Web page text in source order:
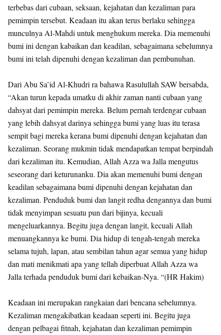
terbebas dari cubaan, seksaan, kejahatan dan kezaliman para
pemimpin tersebut. Keadaan itu akan terus berlaku sehingga
munculnya Al-Mahdi untuk menghukum mereka. Dia memenuhi
bumi ini dengan kabaikan dan keadilan, sebagaimana sebelumnya
bumi ini telah dipenuhi dengan kezaliman dan pembunuhan.
Dari Abu Sa’id Al-Khudri ra bahawa Rasulullah SAW bersabda,
“Akan turun kepada umatku di akhir zaman nanti cubaan yang
dahsyat dari pemimpin mereka. Belum pernah terdengar cubaan
yang lebih dahsyat darinya sehingga bumi yang luas itu terasa
sempit bagi mereka kerana bumi dipenuhi dengan kejahatan dan
kezaliman. Seorang mukmin tidak mendapatkan tempat berpindah
dari kezaliman itu. Kemudian, Allah Azza wa Jalla mengutus
seseorang dari keturunanku. Dia akan memenuhi bumi dengan
keadilan sebagaimana bumi dipenuhi dengan kejahatan dan
kezaliman. Penduduk bumi dan langit redha dengannya dan bumi
tidak menyimpan sesuatu pun dari bijinya, kecuali
mengeluarkannya. Begitu juga dengan langit, kecuali Allah
menuangkannya ke bumi. Dia hidup di tengah-tengah mereka
selama tujuh, lapan, atau sembilan tahun agar semua yang hidup
dan mati menikmati apa yang tellah diperbuat Allah Azza wa
Jalla terhada penduduk bumi dari kebaikan-Nya. “(HR Hakim)
Keadaan ini merupakan rangkaian dari bencana sebelumnya.
Kezaliman mengakibatkan keadaan seperti ini. Begitu juga
dengan pelbagai fitnah, kejahatan dan kezaliman pemimpin